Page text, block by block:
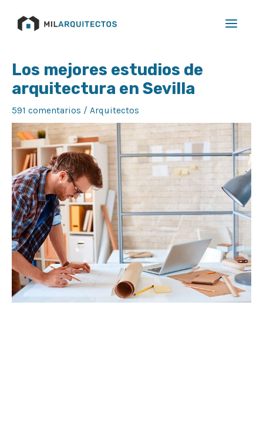
Los mejores estudios de
arquitectura en Sevilla
591 comentarios / Arquitectos
de
entradas